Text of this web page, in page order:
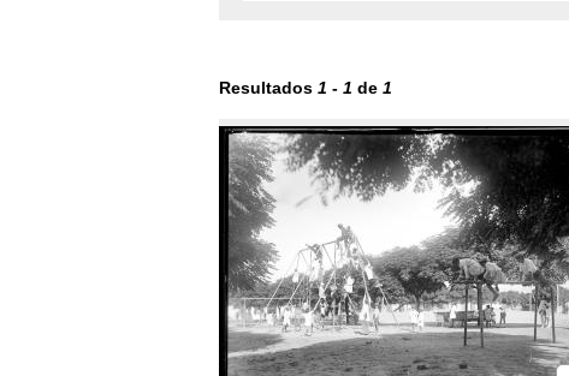
Resultados 1 - 1 de 1